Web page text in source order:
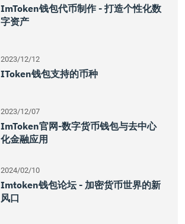
ImToken钱包代币制作 - 打造个性化数
字资产
2023/12/12
IToken钱包支持的币种
2023/12/07
ImToken官网-数字货币钱包与去中心
化金融应用
2024/02/10
Imtoken钱包论坛 - 加密货币世界的新
风口